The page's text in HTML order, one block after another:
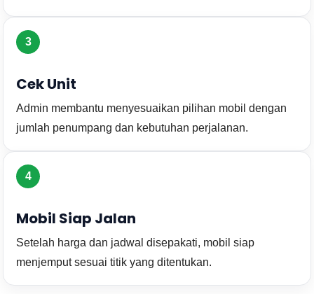
3
Cek Unit
Admin membantu menyesuaikan pilihan mobil dengan
jumlah penumpang dan kebutuhan perjalanan.
4
Mobil Siap Jalan
Setelah harga dan jadwal disepakati, mobil siap
menjemput sesuai titik yang ditentukan.